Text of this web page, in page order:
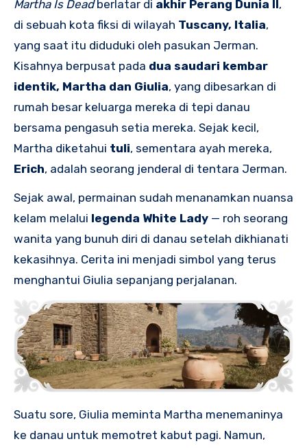
Martha Is Deadberlatar di akhir Perang Dunia II ,
di sebuah kota fiksi di wilayah Tuscany, Italia,
yang saat itu diduduki oleh pasukan Jerman.
Kisahnya berpusat pada dua saudari kembar
identik, Martha dan Giulia, yang dibesarkan di
rumah besar keluarga mereka di tepi danau
bersama pengasuh setia mereka. Sejak kecil,
Martha diketahui tuli, sementara ayah mereka,
Erich, adalah seorang jenderal di tentara Jerman.
Sejak awal, permainan sudah menanamkan nuansa
kelam melalui legenda White Lady — roh seorang
wanita yang bunuh diri di danau setelah dikhianati
kekasihnya. Cerita ini menjadi simbol yang terus
menghantui Giulia sepanjang perjalanan.
Suatu sore, Giulia meminta Martha menemaninya
ke danau untuk memotret kabut pagi. Namun,